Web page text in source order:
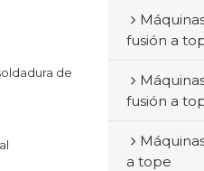
fusión a
fusión a
a tope
de